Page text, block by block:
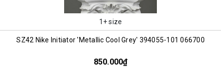
1+ size
SZ42 Nike Initiator 'Metallic Cool Grey' 394055-101 066700
850.000₫